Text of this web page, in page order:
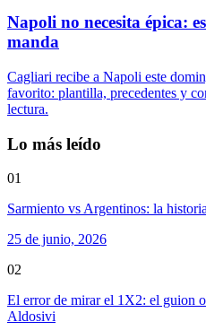
Napoli no necesita épica:
manda
Cagliari recibe a Napoli este
favorito: plantilla, precedentes y
lectura.
Lo más leído
01
Sarmiento vs Argentinos: la
25 de junio, 2026
02
El error de mirar el 1X2: el guion
Aldosivi